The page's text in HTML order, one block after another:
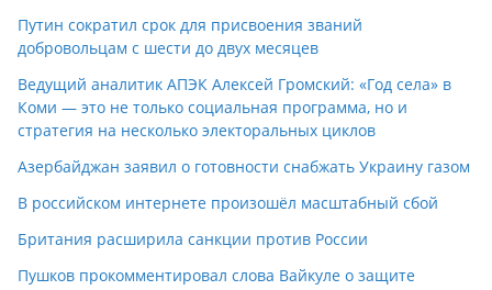
Путин сократил срок для присвоения званий
добровольцам с шести до двух месяцев
Ведущий аналитик АПЭК Алексей Громский: «Год села» в
Коми — это не только социальная программа, но и
стратегия на несколько электоральных циклов
Азербайджан заявил о готовности снабжать Украину газом
В российском интернете произошёл масштабный сбой
Британия расширила санкции против России
Пушков прокомментировал слова Вайкуле о защите